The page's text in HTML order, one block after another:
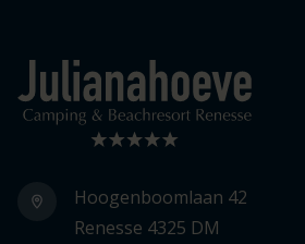
Logo Julianahoeve
Hoogenboomlaan 42
Renesse 4325 DM